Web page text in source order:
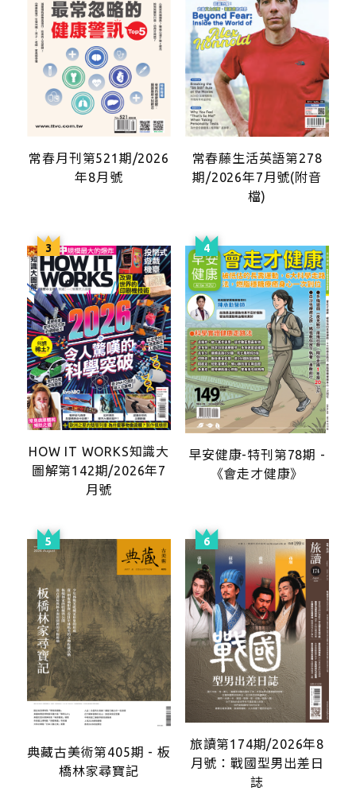
常春月刊第521期/2026
年8月號
常春藤生活英語第278
期/2026年7月號(附音
檔)
HOW IT WORKS知識大
圖解第142期/2026年7
月號
早安健康-特刊第78期 -
《會走才健康》
典藏古美術第405期 - 板
橋林家尋寶記
旅讀第174期/2026年8
月號：戰國型男出差日
誌